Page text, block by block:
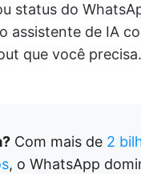
status do
assistente de IA
que você precisa.
Com mais de 2
, o WhatsApp